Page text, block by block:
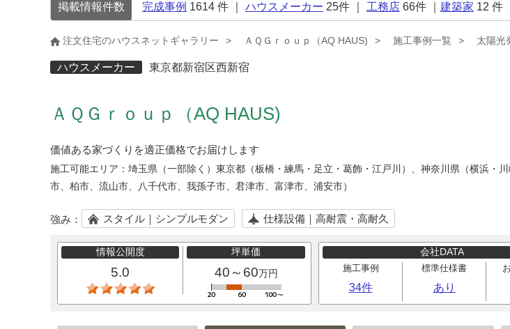
掲載情報件数 完成事例 1614 件 ｜ ハウスメーカー 25件 ｜ 工務店 66件 ｜ 建築家 12 件
注文住宅のハウスネットギャラリー ＡＱＧｒｏｕｐ（AQ HAUS) 施工事例一覧 太陽光
ハウスメーカー 東京都新宿区西新宿
ＡＱＧｒｏｕｐ（AQ HAUS)
価値ある家づくりを適正価格でお届けします
施工可能エリア： 埼玉県（一部除く）東京都（板橋・練馬・足立・葛飾・江戸川）、神奈川県（横浜・
市、柏市、流山市、八千代市、我孫子市、君津市、富津市、浦安市）
強み： スタイル｜シンプルモダン 仕様設備｜高耐震・高耐久
情報公開度
5.0
坪単価
40～60万円
会社DATA
施工事例
34件
標準仕様書
あり